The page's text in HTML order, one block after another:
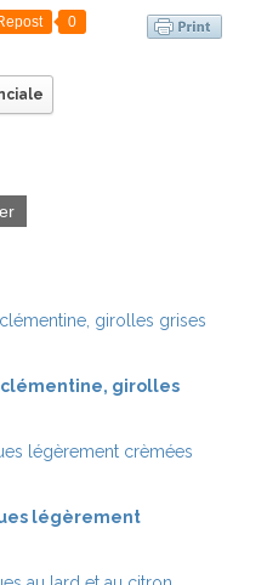
0
clémentine, girolles
légèrement